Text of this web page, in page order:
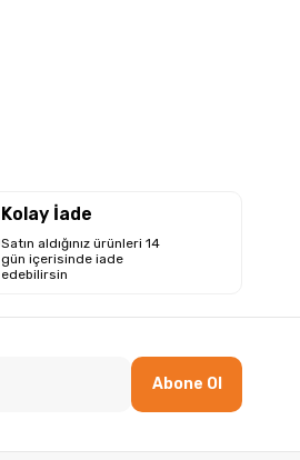
Kolay İade
Satın aldığınız ürünleri 14
gün içerisinde iade
edebilirsin
Abone Ol